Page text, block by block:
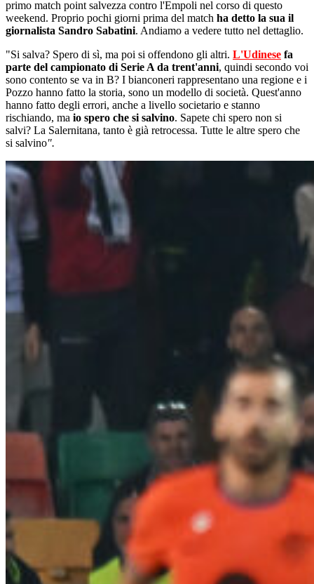
primo match point salvezza contro l'Empoli nel corso di questo
weekend. Proprio pochi giorni prima del match ha detto la sua il
giornalista Sandro Sabatini. Andiamo a vedere tutto nel dettaglio.
"Si salva? Spero di sì, ma poi si offendono gli altri. L'Udinese fa
parte del campionato di Serie A da trent'anni, quindi secondo voi
sono contento se va in B? I bianconeri rappresentano una regione e i
Pozzo hanno fatto la storia, sono un modello di società. Quest'anno
hanno fatto degli errori, anche a livello societario e stanno
rischiando, ma io spero che si salvino. Sapete chi spero non si
salvi? La Salernitana, tanto è già retrocessa. Tutte le altre spero che
si salvino".